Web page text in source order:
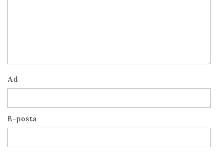
Ad
E-posta